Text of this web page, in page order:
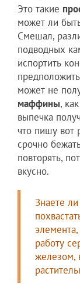
Это такие
может ли
Смешал,
подводных
испортить
может не
маффины,
выпечка
что пишу вот
срочно
повторять,
вкусно.
Знаете
работу
железом,